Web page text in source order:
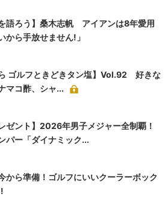
を語ろう】桑木志帆 アイアンは8年愛用
から手放せません!」
ら ゴルフときどきタン塩】Vol.92 好きな
マコ酢、シャ...
ゼント】2026年男子メジャー全制覇！
パー「ダイナミック...
から準備！ゴルフにいいクーラーボック